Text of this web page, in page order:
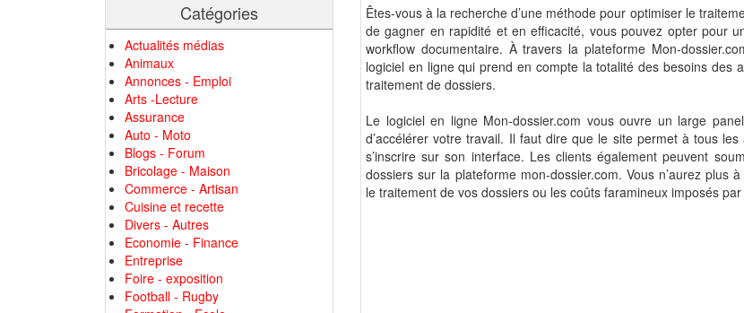
Catégories
Actualités médias
Animaux
Annonces - Emploi
Arts -Lecture
Assurance
Auto - Moto
Blogs - Forum
Bricolage - Maison
Commerce - Artisan
Cuisine et recette
Divers - Autres
Economie - Finance
Entreprise
Foire - exposition
Football - Rugby
Êtes-vous à la recherche d’une méthode pour optimiser le
de gagner en rapidité et en efficacité, vous pouvez opter pour
workflow documentaire. À travers la plateforme Mon-
logiciel en ligne qui prend en compte la totalité des besoins des
traitement de dossiers.
Le logiciel en ligne Mon-dossier.com vous ouvre un large
d’accélérer votre travail. Il faut dire que le site permet à tous
s’inscrire sur son interface. Les clients également peuvent
dossiers sur la plateforme mon-dossier.com. Vous n’aurez plus
le traitement de vos dossiers ou les coûts faramineux imposés